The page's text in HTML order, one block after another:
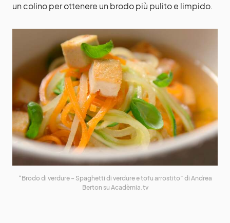
un colino per ottenere un brodo più pulito e limpido.
“Brodo di verdure – Spaghetti di verdure e tofu arrostito” di Andrea
Berton su Acadèmia.tv